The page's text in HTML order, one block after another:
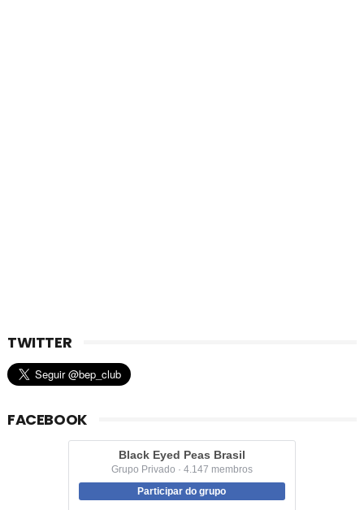
TWITTER
FACEBOOK
Black Eyed Peas Brasil
Grupo Privado · 4.147 membros
Participar do grupo